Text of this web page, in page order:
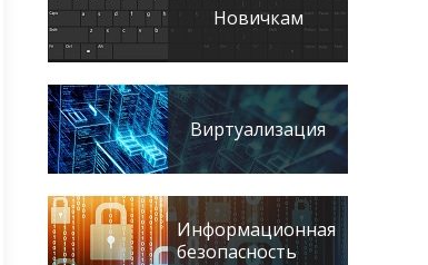
Новичкам
Виртуализация
Информационная
безопасность